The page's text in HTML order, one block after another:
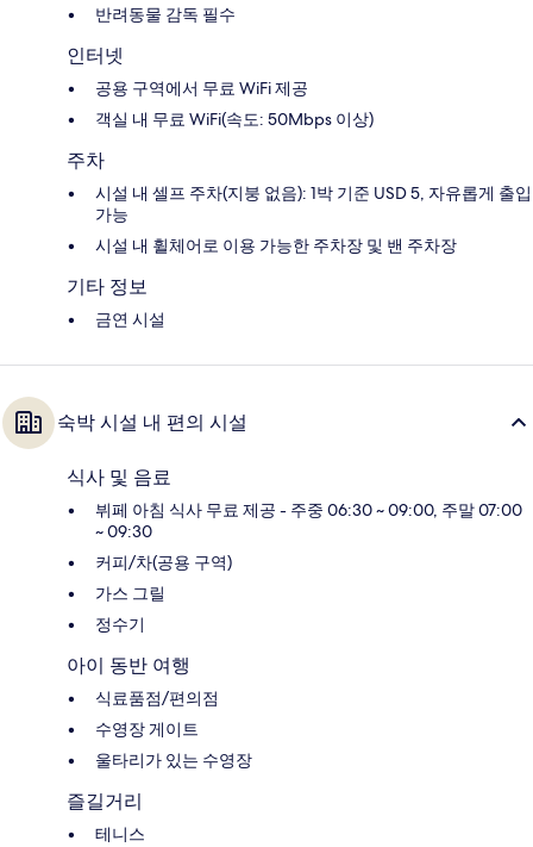
반려동물 감독 필수
인터넷
공용 구역에서 무료 WiFi 제공
객실 내 무료 WiFi(속도: 50Mbps 이상)
주차
시설 내 셀프 주차(지붕 없음): 1박 기준 USD 5, 자유롭게 출입
가능
시설 내 휠체어로 이용 가능한 주차장 및 밴 주차장
기타 정보
금연 시설
숙박 시설 내 편의 시설
식사 및 음료
뷔페 아침 식사 무료 제공 - 주중 06:30 ~ 09:00, 주말 07:00
~ 09:30
커피/차(공용 구역)
가스 그릴
정수기
아이 동반 여행
식료품점/편의점
수영장 게이트
울타리가 있는 수영장
즐길거리
테니스